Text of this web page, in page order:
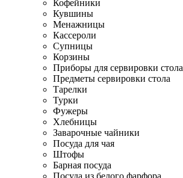
Кофейники
Кувшины
Менажницы
Кассероли
Супницы
Корзины
Приборы для сервировки стола
Предметы сервировки стола
Тарелки
Турки
Фужеры
Хлебницы
Заварочные чайники
Посуда для чая
Штофы
Барная посуда
Посуда из белого фарфора